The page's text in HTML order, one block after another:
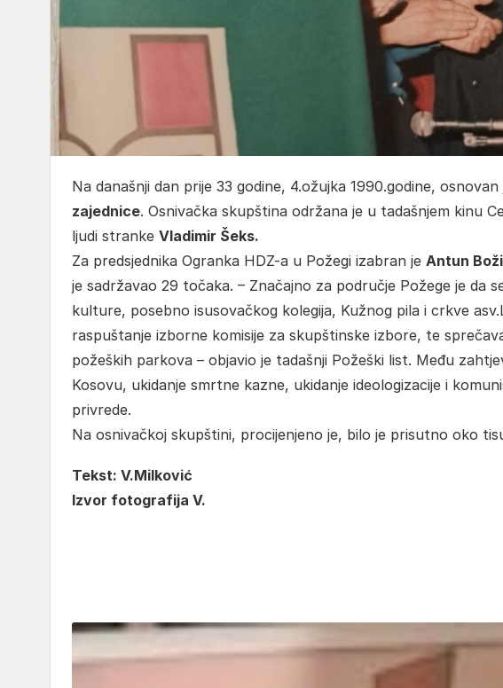
Na današnji dan prije 33 godine, 4.ožujka 1990.godine,
zajednice. Osnivačka skupština održana je u tadašnjem kinu
ljudi stranke Vladimir Šeks.
Za predsjednika Ogranka HDZ-a u Požegi izabran je Antun
je sadržavao 29 točaka. – Značajno za područje Požege je da
kulture, posebno isusovačkog kolegija, Kužnog pila i crkve
raspuštanje izborne komisije za skupštinske izbore, te
požeških parkova – objavio je tadašnji Požeški list. Među
Kosovu, ukidanje smrtne kazne, ukidanje ideologizacije i
privrede.
Na osnivačkoj skupštini, procijenjeno je, bilo je prisutno oko
Tekst: V.Milković
Izvor fotografija V.